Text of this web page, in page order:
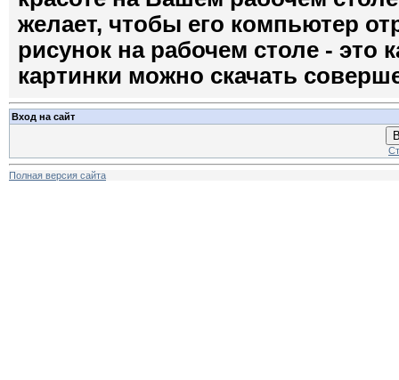
желает, чтобы его компьютер
рисунок на рабочем столе - это
картинки можно скачать
Вход на сайт
Полная версия сайта